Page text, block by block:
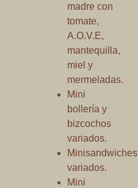
madre con
tomate,
A.O.V.E,
mantequilla,
miel y
mermeladas.
Mini
bollería y
bizcochos
variados.
Minisandwiches
variados.
Mini